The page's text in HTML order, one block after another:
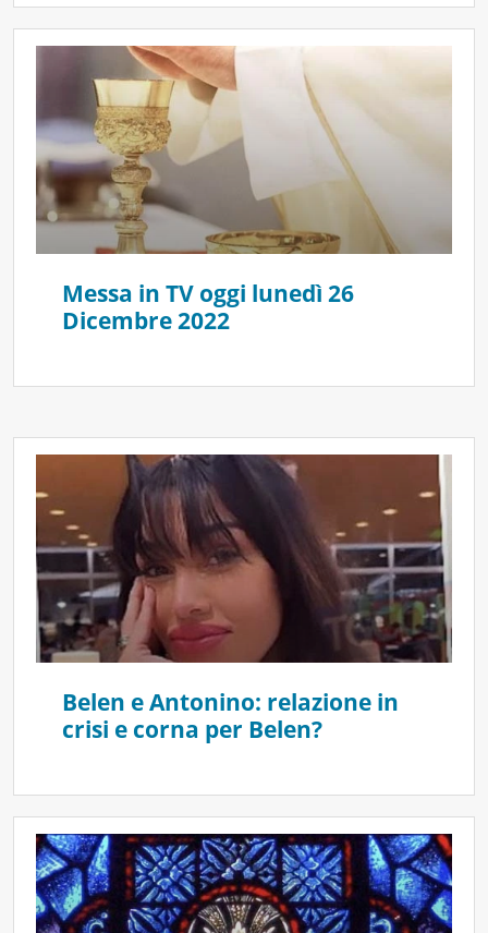
Messa in TV oggi lunedì 26
Dicembre 2022
Belen e Antonino: relazione in
crisi e corna per Belen?